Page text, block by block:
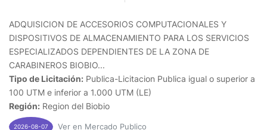
ADQUISICION DE ACCESORIOS COMPUTACIONALES Y
DISPOSITIVOS DE ALMACENAMIENTO PARA LOS SERVICIOS
ESPECIALIZADOS DEPENDIENTES DE LA ZONA DE
CARABINEROS BIOBIO...
Tipo de Licitación: Publica-Licitacion Publica igual o superior a
100 UTM e inferior a 1.000 UTM (LE)
Región: Region del Biobio
2026-08-07 Ver en Mercado Publico